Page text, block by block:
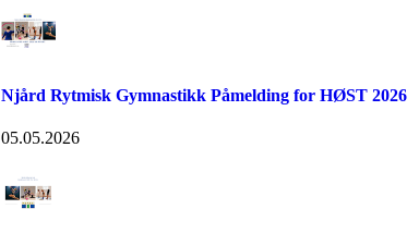
Njård Rytmisk Gymnastikk Påmelding for HØST 2026
05.05.2026